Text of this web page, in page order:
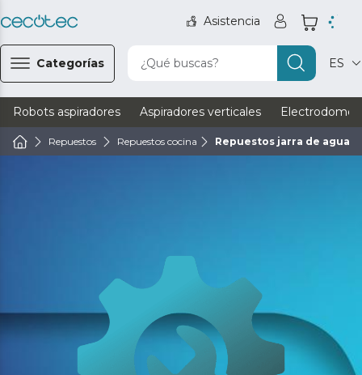
Asistencia
Categorías ¿Qué buscas? ES
Robots aspiradores Aspiradores verticales
Repuestos Repuestos cocina Repuestos jarra de agua